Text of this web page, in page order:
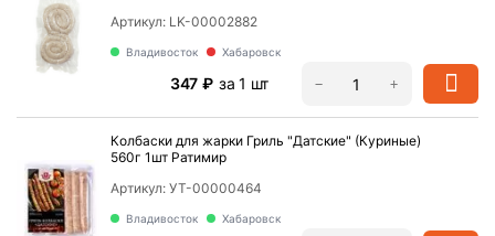
Владивосток Хабаровск
Артикул: LK-00002882
‍347‍ ₽ за 1 шт +
−
Колбаски для жарки Гриль "Датские" (Куриные)
560г 1шт Ратимир
Владивосток Хабаровск
Артикул: УТ-00000464